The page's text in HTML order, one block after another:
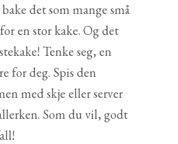
det som mange små
en stor kake. Og det
Tenke seg, en
for deg. Spis den
med skje eller server
Som du vil, godt